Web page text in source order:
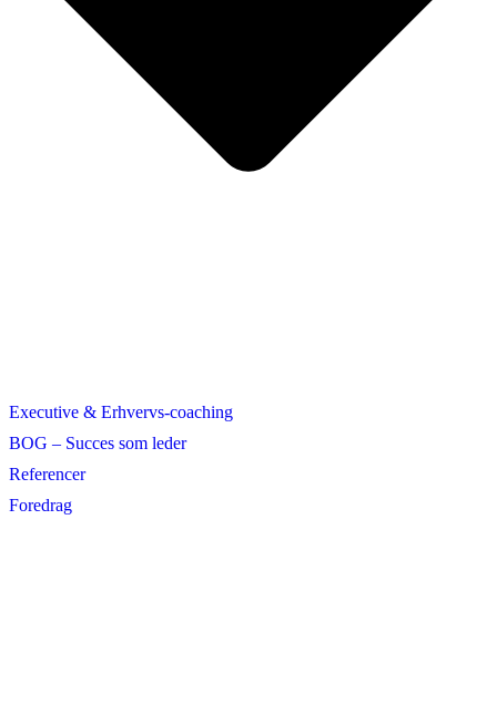
Executive & Erhvervs-coaching
BOG – Succes som leder
Referencer
Foredrag